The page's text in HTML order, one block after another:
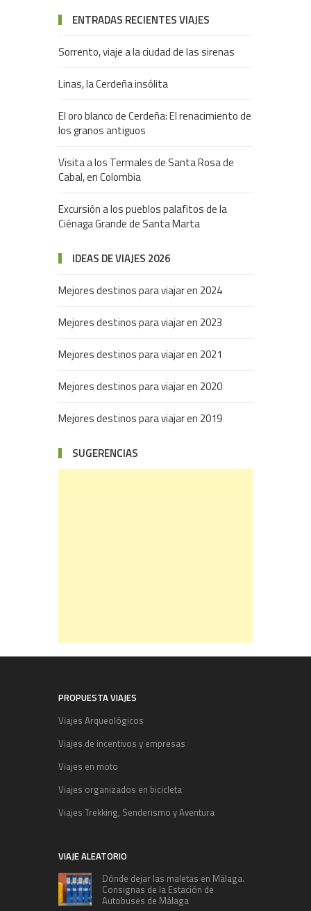
ENTRADAS RECIENTES VIAJES
Sorrento, viaje a la ciudad de las sirenas
Linas, la Cerdeña insólita
El oro blanco de Cerdeña: El renacimiento de
los granos antiguos
Visita a los Termales de Santa Rosa de
Cabal, en Colombia
Excursión a los pueblos palafitos de la
Ciénaga Grande de Santa Marta
IDEAS DE VIAJES 2026
Mejores destinos para viajar en 2024
Mejores destinos para viajar en 2023
Mejores destinos para viajar en 2021
Mejores destinos para viajar en 2020
Mejores destinos para viajar en 2019
SUGERENCIAS
PROPUESTA VIAJES
Viajes Arqueológicos
Viajes de incentivos y empresas
Viajes en moto
Viajes organizados en bicicleta
Viajes Trekking, Senderismo y Aventura
VIAJE ALEATORIO
Dónde dejar las maletas en Málaga.
Consignas de la Estación de
Autobuses de Málaga